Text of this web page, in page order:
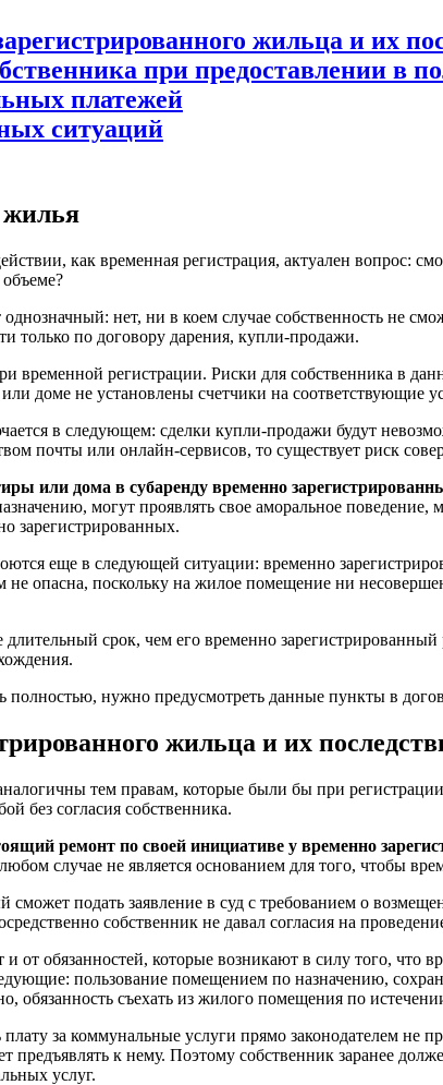
жильца и их
при предоставлении в
платежей
ситуаций
жилья
как временная регистрация, актуален вопрос:
однозначный: нет, ни в коем случае собственность не
только по договору дарения, купли-продажи.
временной регистрации. Риски для собственника в
доме не установлены счетчики на соответствующие
в следующем: сделки купли-продажи будут
почты или онлайн-сервисов, то существует риск
или дома в субаренду временно
могут проявлять свое аморальное
зарегистрированных.
еще в следующей ситуации: временно
не опасна, поскольку на жилое помещение ни
срок, чем его временно
полностью, нужно предусмотреть данные пункты в
жильца и их
тем правам, которые были бы при
без согласия собственника.
ремонт по своей инициативе у временно
случае не является основанием для того, чтобы
подать заявление в суд с требованием о
собственник не давал согласия на
от обязанностей, которые возникают в силу того,
пользование помещением по назначению,
обязанность съехать из жилого помещения по
за коммунальные услуги прямо законодателем не
к нему. Поэтому собственник заранее
услуг.